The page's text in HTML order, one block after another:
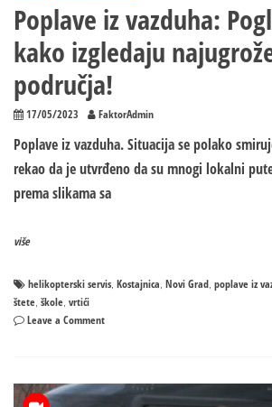
Poplave iz vazduha:
kako izgledaju
područja!
17/05/2023 FaktorAdmin
Poplave iz vazduha. Situacija se polako
rekao da je utvrđeno da su mnogi lokalni
prema slikama sa
više
helikopterski servis, Kostajnica, Novi Grad, poplave iz
štete, škole, vrtići
Leave a Commenton
Pogledajte